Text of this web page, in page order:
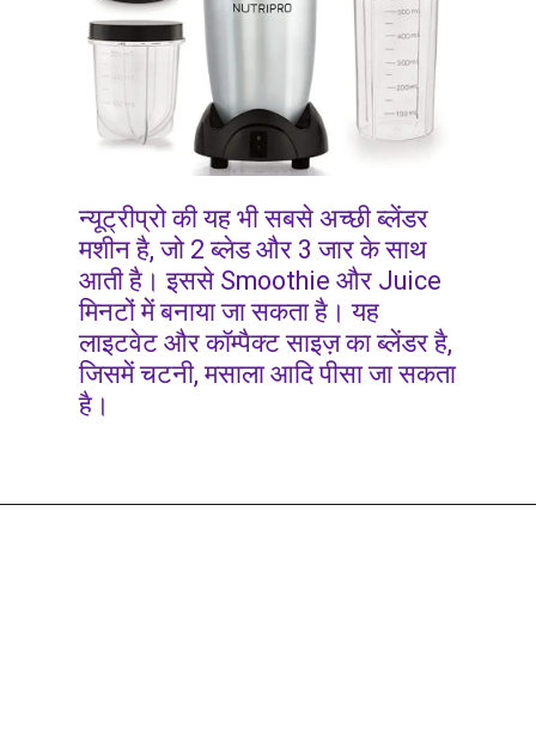
न्यूट्रीप्रो की यह भी सबसे अच्छी ब्लेंडर
मशीन है, जो 2 ब्लेड और 3 जार के साथ
आती है। इससे Smoothie और Juice
मिनटों में बनाया जा सकता है। यह
लाइटवेट और कॉम्पैक्ट साइज़ का ब्लेंडर है,
जिसमें चटनी, मसाला आदि पीसा जा सकता
है।